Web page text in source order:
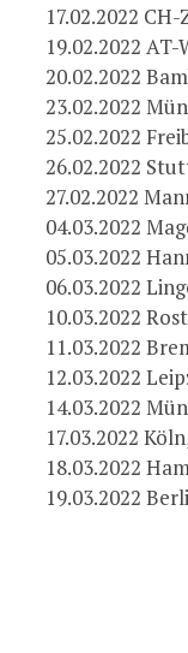
17.02.2022
19.02.2022
20.02.2022
23.02.2022
25.02.2022
26.02.2022
27.02.2022
04.03.2022
05.03.2022
06.03.2022
10.03.2022
11.03.2022
12.03.2022
14.03.2022
17.03.2022
18.03.2022
19.03.2022